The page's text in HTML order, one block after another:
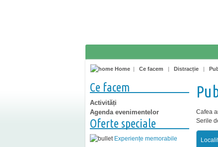
Home | Ce facem | Distracție |
Ce facem
Activități
Agenda evenimentelor
Oferte speciale
Experiențe memorabile
Cafea
Serile